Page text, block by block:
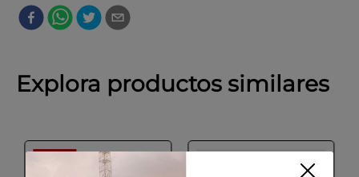
Explora productos similares